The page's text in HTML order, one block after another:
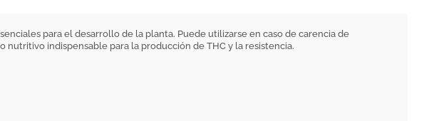
para el desarrollo de la planta. Puede utilizarse en caso de carencia de
indispensable para la producción de THC y la resistencia.